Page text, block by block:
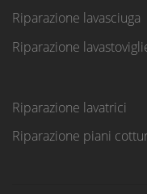
Riparazione lavasciuga
Riparazione
Riparazione lavatrici
Riparazione piani